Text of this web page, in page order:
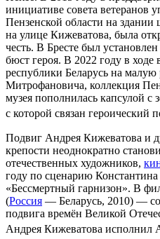
инициативе совета ветеранов
Пензенской области на
на улице Кижеватова, была
честь. В Бресте был
бюст героя. В 2022 году в ходе
республики Беларусь на
Митрофановича, коллекция
музея пополнилась капсулой с
с которой связан героический
Подвиг Андрея Кижеватова и
крепости неоднократно
отечественных художников,
году по сценарию
«Бессмертный гарнизон». В
(Россия — Беларусь, 2010) —
подвига времён Великой
Андрея Кижеватова исполнил